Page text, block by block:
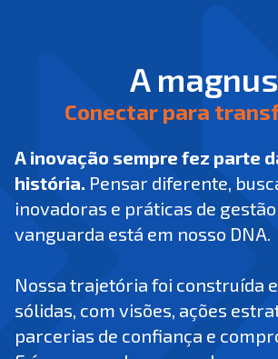
A magnus
Conectar para
A inovação sempre fez parte
história. Pensar diferente,
inovadoras e práticas de gestão
vanguarda está em nosso DNA.
Nossa trajetória foi construída
sólidas, com visões, ações
parcerias de confiança e